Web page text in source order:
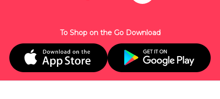
To Shop on the Go Download